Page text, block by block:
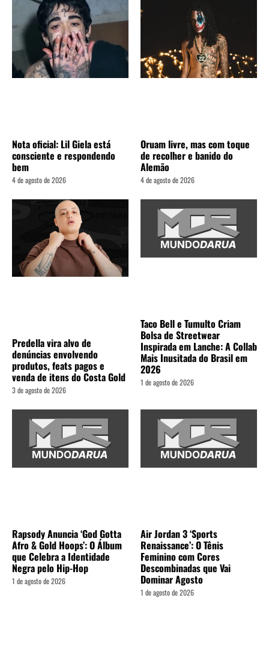
Nota oficial: Lil Giela está
consciente e respondendo
bem
4 de agosto de 2026
Oruam livre, mas com toque
de recolher e banido do
Alemão
4 de agosto de 2026
Predella vira alvo de
denúncias envolvendo
produtos, feats pagos e
venda de itens do Costa Gold
3 de agosto de 2026
Taco Bell e Tumulto Criam
Bolsa de Streetwear
Inspirada em Lanche: A Collab
Mais Inusitada do Brasil em
2026
1 de agosto de 2026
Rapsody Anuncia ‘God Gotta
Afro & Gold Hoops’: O Álbum
que Celebra a Identidade
Negra pelo Hip-Hop
1 de agosto de 2026
Air Jordan 3 ‘Sports
Renaissance’: O Tênis
Feminino com Cores
Descombinadas que Vai
Dominar Agosto
1 de agosto de 2026